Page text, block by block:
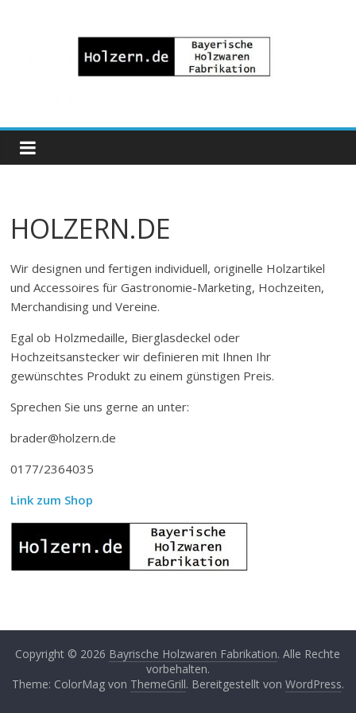
Bayrische
Holzwaren
Fabrikation
HOLZERN.DE
Wir designen und fertigen individuell, originelle Holzartikel
und Accessoires für Gastronomie-Marketing, Hochzeiten,
Merchandising und Vereine.
Egal ob Holzmedaille, Bierglasdeckel oder
Hochzeitsanstecker wir definieren mit Ihnen Ihr
gewünschtes Produkt zu einem günstigen Preis.
Sprechen Sie uns gerne an unter:
brader@holzern.de
0177/2364035
Link zum Shop
Copyright © 2026 Bayrische Holzwaren Fabrikation. Alle Rechte
vorbehalten.
Theme: ColorMag von ThemeGrill. Bereitgestellt von WordPress.